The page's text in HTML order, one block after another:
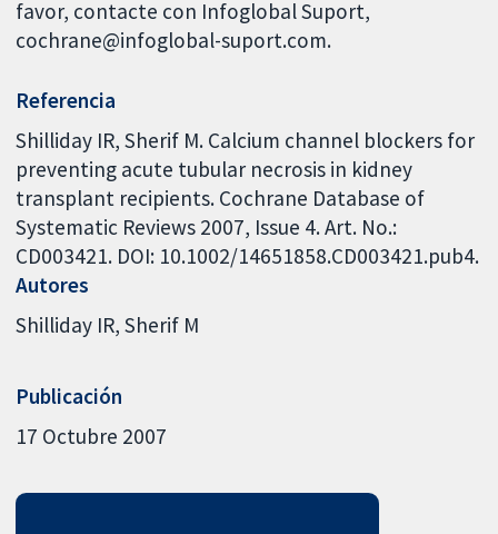
favor, contacte con Infoglobal Suport,
cochrane@infoglobal-suport.com.
Referencia
Shilliday IR, Sherif M. Calcium channel blockers for
preventing acute tubular necrosis in kidney
transplant recipients. Cochrane Database of
Systematic Reviews 2007, Issue 4. Art. No.:
CD003421. DOI: 10.1002/14651858.CD003421.pub4.
Autores
Shilliday IR Sherif M
Publicación
17 Octubre 2007